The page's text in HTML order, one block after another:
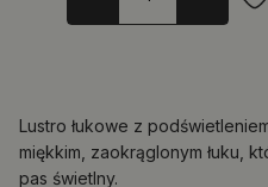
Lustro łukowe z
miękkim, zaokrąglonym łuku,
pas świetlny.